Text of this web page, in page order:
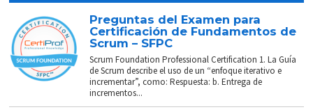
Preguntas del Examen para
Certificación de Fundamentos de
Scrum – SFPC
Scrum Foundation Professional Certification 1. La Guía
de Scrum describe el uso de un “enfoque iterativo e
incrementar”, como: Respuesta: b. Entrega de
incrementos...